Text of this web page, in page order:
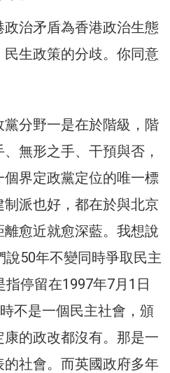
政治矛盾為香港政治生態
生政策的分歧。你同意
分野一是在於階級，階
無形之手、干預與否，
界定政黨定位的唯一標
派也好，都在於與北京
愈近就愈深藍。我想說
說50年不變同時爭取民主
停留在1997年7月1日
不是一個民主社會，頒
的政改都沒有。那是一
社會。而英國政府多年